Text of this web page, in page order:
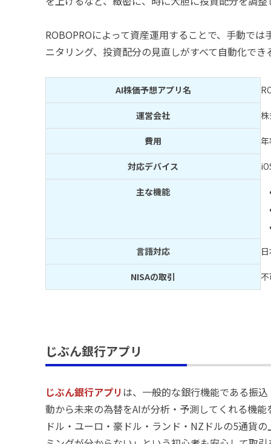
ROBOPROによって資産運用することで、手動で
ニタリング、投資配分の見直しがすべて自動化でき
AI株価予想アプリ名
運営会社
費用
対応デバイス
主な機能
言語対応
NISAの取引
じぶん銀行アプリ
じぶん銀行アプリは、一般的な銀行機能である振
動から未来の為替をAIが分析・予測してくれる機
ドル・ユーロ・豪ドル・ランド・NZドルの5通貨